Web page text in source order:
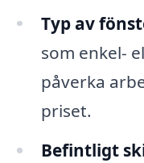
Typ av
som enkel-
påverka
priset.
Befintligt